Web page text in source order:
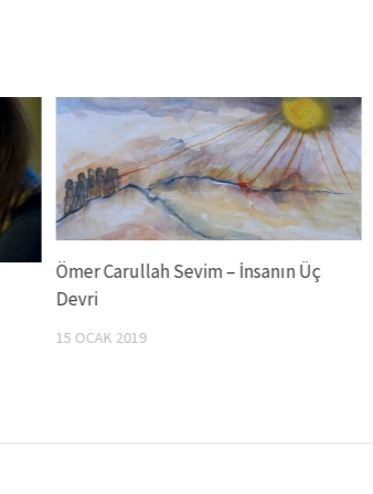
Ömer Carullah Sevim – İnsanın Üç
Devri
15 OCAK 2019